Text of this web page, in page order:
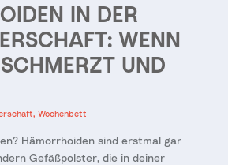
IN DER
WENN
UND
Wochenbett
Hämorrhoiden sind erstmal gar
Gefäßpolster, die in deiner